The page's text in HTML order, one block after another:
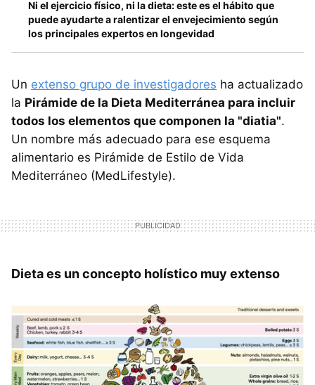
Ni el ejercicio físico, ni la dieta: este es el hábito que
puede ayudarte a ralentizar el envejecimiento según
los principales expertos en longevidad
Un extenso grupo de investigadores ha actualizado
la Pirámide de la Dieta Mediterránea para incluir
todos los elementos que componen la "diatia".
Un nombre más adecuado para ese esquema
alimentario es Pirámide de Estilo de Vida
Mediterráneo (MedLifestyle).
Dieta es un concepto holístico muy extenso